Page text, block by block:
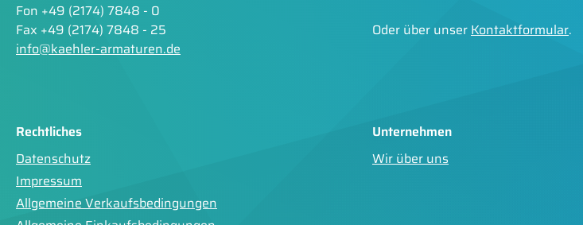
Fon +49 (2174) 7848 - 0
Fax +49 (2174) 7848 - 25
info@kaehler-armaturen.de
Oder über unserKontaktformular.
Rechtliches
Datenschutz
Impressum
Allgemeine Verkaufsbedingungen
Unternehmen
Wir über uns